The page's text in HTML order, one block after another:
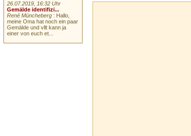
26.07.2019, 16:32 Uhr
Gemälde identifizi...
René Müncheberg : Hallo,
meine Oma hat noch ein paar
Gemälde und vllt kann ja
einer von euch et...